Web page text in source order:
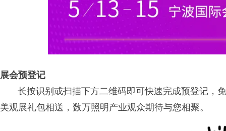
展会预登记
长按识别或扫描下方二维码即可快速完成预登记，
美观展礼包相送，数万照明产业观众期待与您相聚。